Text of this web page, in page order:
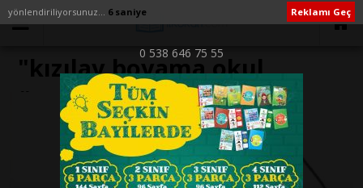
yönlendiriliyorsunuz... 6 saniye Reklamı Geç
0 538 646 75 55
"kızılay boyama okul
öncesi" ile İlişikli yazılar